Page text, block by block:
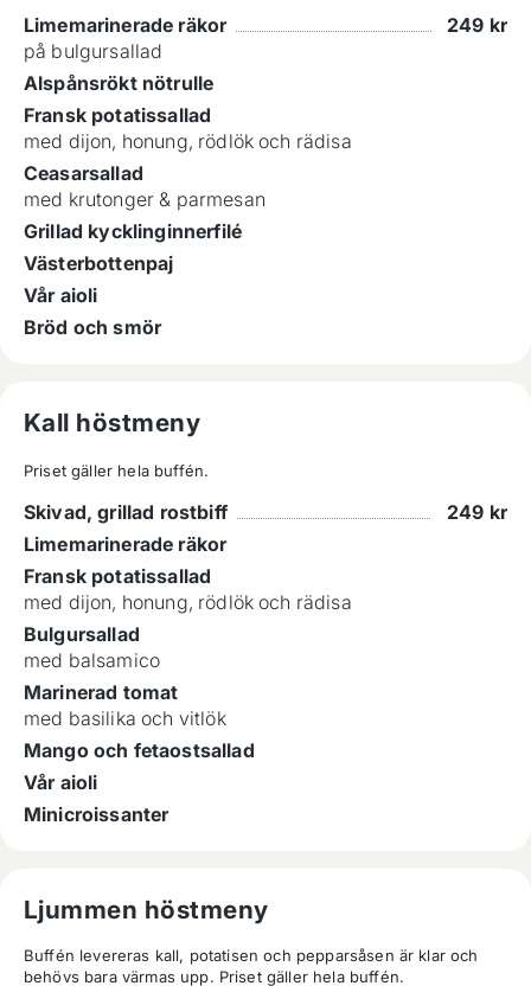
Limemarinerade räkor 249 kr
på bulgursallad
Alspånsrökt nötrulle
Fransk potatissallad
med dijon, honung, rödlök och rädisa
Ceasarsallad
med krutonger & parmesan
Grillad kycklinginnerfilé
Västerbottenpaj
Vår aioli
Bröd och smör
Kall höstmeny
Priset gäller hela buffén.
Skivad, grillad rostbiff 249 kr
Limemarinerade räkor
Fransk potatissallad
med dijon, honung, rödlök och rädisa
Bulgursallad
med balsamico
Marinerad tomat
med basilika och vitlök
Mango och fetaostsallad
Vår aioli
Minicroissanter
Ljummen höstmeny
Buffén levereras kall, potatisen och pepparsåsen är klar och
behövs bara värmas upp. Priset gäller hela buffén.